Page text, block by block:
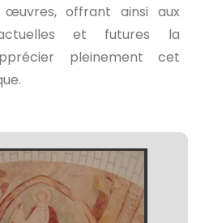
offrant ainsi aux
et futures la
pleinement cet